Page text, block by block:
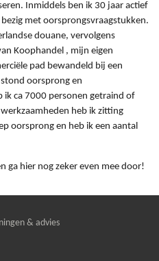
Inmiddels ben ik 30 jaar actief
met oorsprongsvraagstukken.
douane, vervolgens
Koophandel , mijn eigen
pad bewandeld bij een
oorsprong en
ik ca 7000 personen getraind of
heb ik zitting
oorsprong en heb ik een aantal
ga hier nog zeker even mee door!
& advies